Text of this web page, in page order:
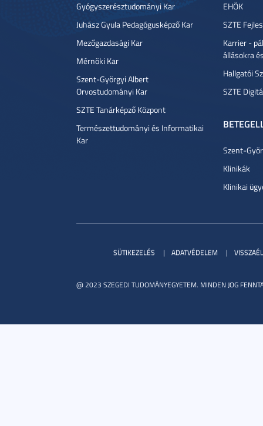
Gyógyszerésztudományi Kar
Juhász Gyula Pedagógusképző Kar
Mezőgazdasági Kar
Mérnöki Kar
Szent-Györgyi Albert
Orvostudományi Kar
SZTE Tanárképző Központ
Természettudományi és Informatikai
Kar
EHÖK
SZTE
Karrier -
állásokra
Hallgatói
SZTE
Szent-
Klinikák
Klinikai
@ 2023 SZEGEDI TUDOMÁNYEGYETEM. MINDEN JOG
SÜTIKEZELÉS ADATVÉDELEM